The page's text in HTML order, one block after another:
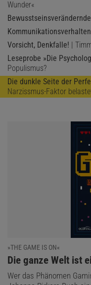
Wunder«
Kommunikationsverhalten
Vorsicht, Denkfalle! |
Leseprobe »Die
Populismus?
Die dunkle Seite der
Narzissmus-Faktor
»THE GAME IS ON«
:
Die ganze Welt ist
Wer das Phänomen